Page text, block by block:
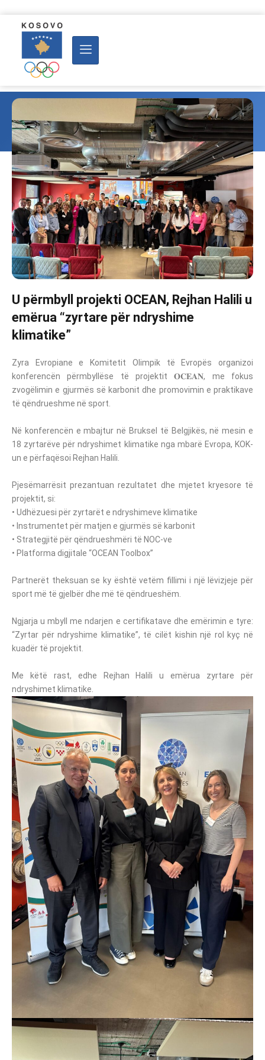
U përmbyll projekti OCEAN, Rejhan Halili u
emërua “zyrtare për ndryshime
klimatike”
Zyra Evropiane e Komitetit Olimpik të Evropës organizoi
konferencën përmbyllëse të projektit 𝐎𝐂𝐄𝐀𝐍, me fokus
zvogëlimin e gjurmës së karbonit dhe promovimin e praktikave
të qëndrueshme në sport.
Në konferencën e mbajtur në Bruksel të Belgjikës, në mesin e
18 zyrtarëve për ndryshimet klimatike nga mbarë Evropa, KOK-
un e përfaqësoi Rejhan Halili.
Pjesëmarrësit prezantuan rezultatet dhe mjetet kryesore të
projektit, si:
• Udhëzuesi për zyrtarët e ndryshimeve klimatike
• Instrumentet për matjen e gjurmës së karbonit
• Strategjitë për qëndrueshmëri të NOC-ve
• Platforma digjitale “OCEAN Toolbox”
Partnerët theksuan se ky është vetëm fillimi i një lëvizjeje për
sport më të gjelbër dhe më të qëndrueshëm.
Ngjarja u mbyll me ndarjen e certifikatave dhe emërimin e tyre:
“Zyrtar për ndryshime klimatike”, të cilët kishin një rol kyç në
kuadër të projektit.
Me këtë rast, edhe Rejhan Halili u emërua zyrtare për
ndryshimet klimatike.